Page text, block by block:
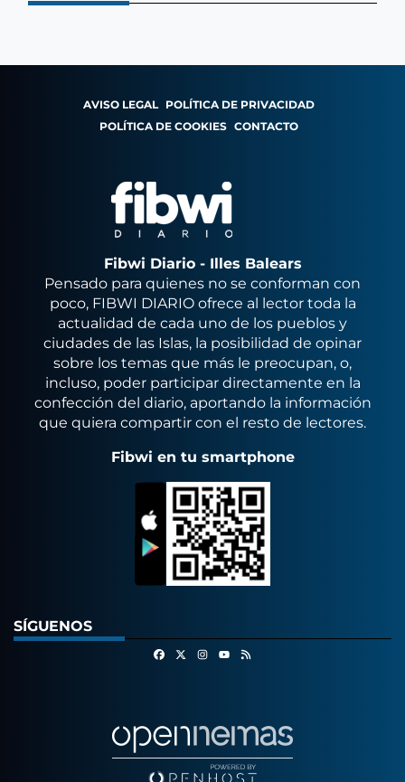
AVISO LEGAL POLÍTICA DE PRIVACIDAD
POLÍTICA DE COOKIES CONTACTO
Fibwi Diario - Illes Balears
Pensado para quienes no se conforman con
poco, FIBWI DIARIO ofrece al lector toda la
actualidad de cada uno de los pueblos y
ciudades de las Islas, la posibilidad de opinar
sobre los temas que más le preocupan, o,
incluso, poder participar directamente en la
confección del diario, aportando la información
que quiera compartir con el resto de lectores.
Fibwi en tu smartphone
SÍGUENOS
FacebookInstagram